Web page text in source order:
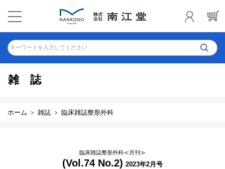
キーワードを入力してください
雑誌
ホーム 雑誌 臨床雑誌整形外科
臨床雑誌整形外科≪月刊≫
(Vol.74 No.2) 2023年2月号